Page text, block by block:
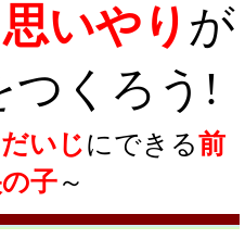
思いやり が
つくろう!
だいじにできる前
子～